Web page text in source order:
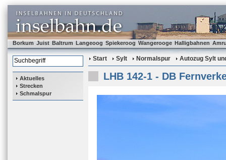
Borkum Juist Baltrum Langeoog Spiekeroog Wangerooge Halligbahnen
Aktuelles
Strecken
Schmalspur
Start Sylt Normalspur Autozug Sylt
LHB 142-1 - DB